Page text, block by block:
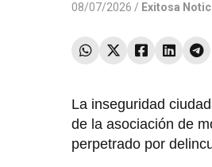
08/07/2026 / Exitosa
La inseguridad
de la asociación de
perpetrado por